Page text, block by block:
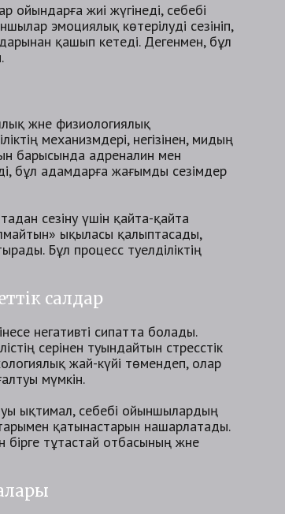
ойындарға жиі жүгінеді, себебі
эмоциялық көтерілуді сезініп,
қашып кетеді. Дегенмен, бұл
және физиологиялық
механизмдері, негізінен, мидың
барысында адреналин мен
бұл адамдарға жағымды сезімдер
сезіну үшін қайта-қайта
ықыласы қалыптасады,
Бұл процесс тәуелділіктің
салдар
негативті сипатта болады.
әсерінен туындайтын стресстік
жай-күйі төмендеп, олар
мүмкін.
ықтимал, себебі ойыншылардың
қатынастарын нашарлатады.
бірге тұтастай отбасының және